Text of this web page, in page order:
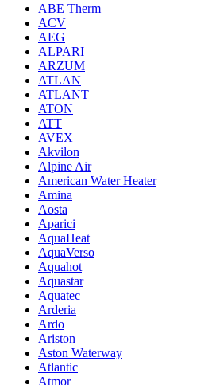
ABE Therm
ACV
AEG
ALPARI
ARZUM
ATLAN
ATLANT
ATON
ATT
AVEX
Akvilon
Alpine Air
American Water Heater
Amina
Aosta
Aparici
AquaHeat
AquaVerso
Aquahot
Aquastar
Aquatec
Arderia
Ardo
Ariston
Aston Waterway
Atlantic
Atmor